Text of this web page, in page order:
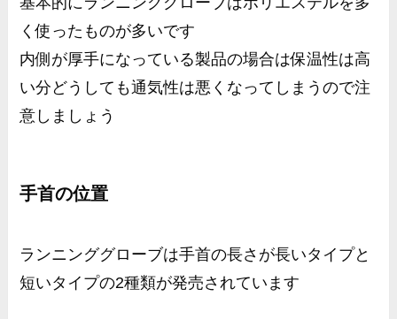
く使ったものが多いです
内側が厚手になっている製品の場合は保温性は高
い分どうしても通気性は悪くなってしまうので注
意しましょう
手首の位置
ランニンググローブは手首の長さが長いタイプと
短いタイプの2種類が発売されています